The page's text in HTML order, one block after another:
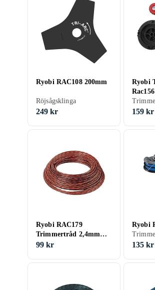
Ryobi RAC108 200mm
Röjsågsklinga
249 kr
Ryobi
2,0Mm
159 kr
Ryobi RAC179
Trimmertråd 2,4mm
15m
99 kr
Ryobi
135 kr